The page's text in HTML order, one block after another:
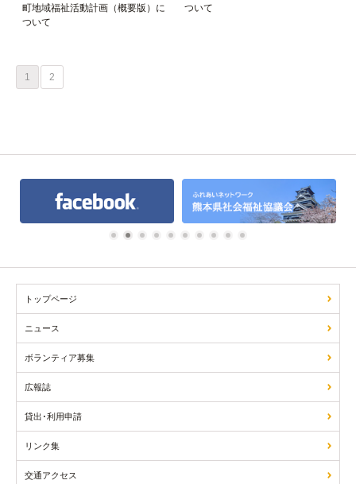
町地域福祉活動計画（概要版）に
ついて
ついて
1 2
1 2 3 4 5 6 7 8 9 10
トップページ
ニュース
ボランティア募集
広報誌
貸出･利用申請
リンク集
交通アクセス